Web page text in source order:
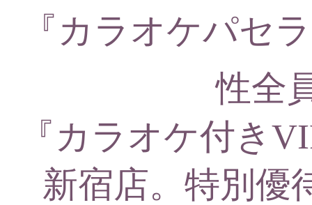
『カラオケパセ
性全
『‬カラオケ付き
新宿店。特別優